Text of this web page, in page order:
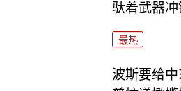
驮着武器冲
最热
波斯要给